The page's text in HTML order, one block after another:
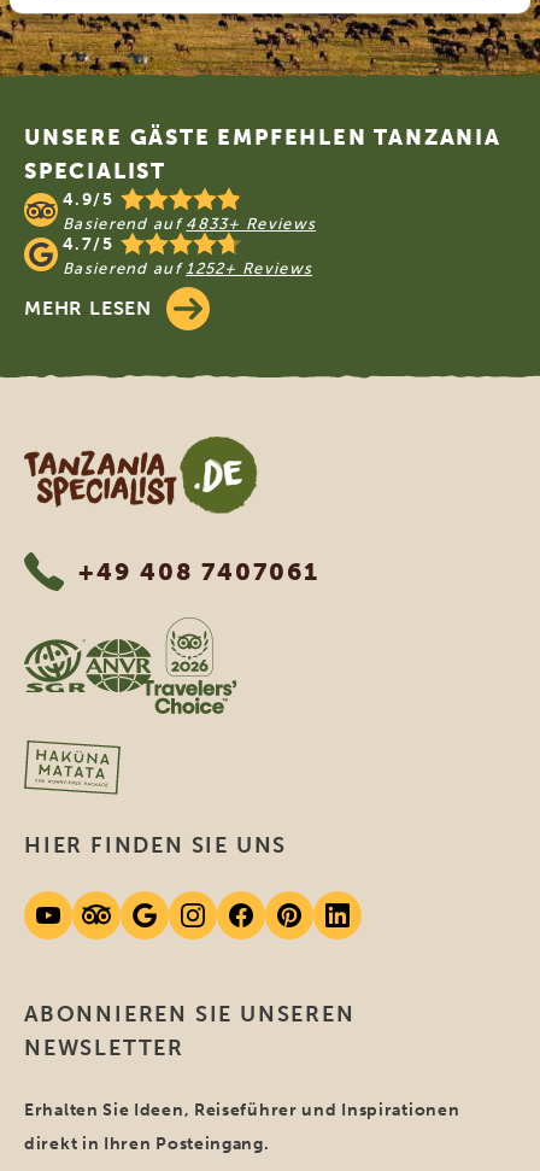
Footer
UNSERE GÄSTE EMPFEHLEN TANZANIA
SPECIALIST
4.9/5
Basierend auf 4833+ Reviews
4.7/5
Basierend auf 1252+ Reviews
MEHR LESEN
Tanzania Specialist
+49 408 7407061
ABONNIEREN SIE UNSEREN
NEWSLETTER
Erhalten Sie Ideen, Reiseführer und Inspirationen
direkt in Ihren Posteingang.
HIER FINDEN SIE UNS